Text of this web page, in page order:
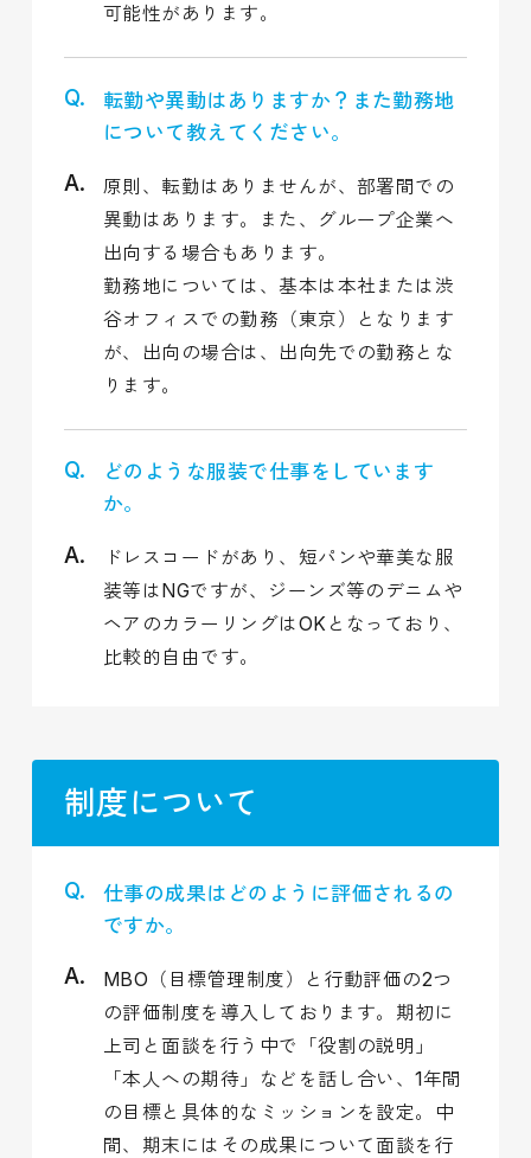
可能性があります。
転勤や異動はありますか？また勤務地
について教えてください。
原則、転勤はありませんが、部署間での
異動はあります。また、グループ企業へ
出向する場合もあります。
勤務地については、基本は本社または渋
谷オフィスでの勤務（東京）となります
が、出向の場合は、出向先での勤務とな
ります。
どのような服装で仕事をしています
か。
ドレスコードがあり、短パンや華美な服
装等はNGですが、ジーンズ等のデニムや
ヘアのカラーリングはOKとなっており、
比較的自由です。
制度について
仕事の成果はどのように評価されるの
ですか。
MBO（目標管理制度）と行動評価の2つ
の評価制度を導入しております。期初に
上司と面談を行う中で「役割の説明」
「本人への期待」などを話し合い、1年間
の目標と具体的なミッションを設定。中
間、期末にはその成果について面談を行